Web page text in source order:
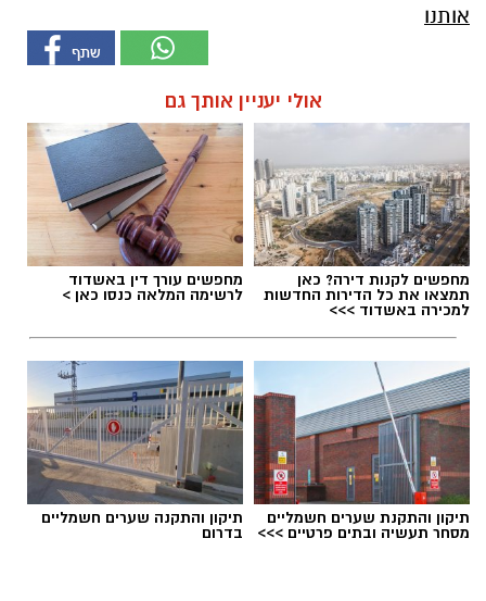
אותנו
אולי יעניין אותך גם
מחפשים לקנות דירה? כאן
תמצאו את כל הדירות החדשות
למכירה באשדוד >>>
מחפשים עורך דין באשדוד
לרשימה המלאה כנסו כאן >
תיקון והתקנת שערים חשמליים
מסחר תעשיה ובתים פרטיים >>>
תיקון והתקנה שערים חשמליים
בדרום